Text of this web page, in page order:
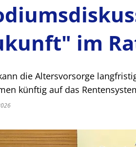
im
die Altersvorsorge
künftig auf das